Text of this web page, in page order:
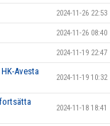
2024-11-26 22:53
2024-11-26 08:40
2024-11-19 22:47
Avesta
2024-11-19 10:32
2024-11-18 18:41